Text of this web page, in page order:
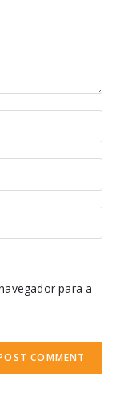
para a